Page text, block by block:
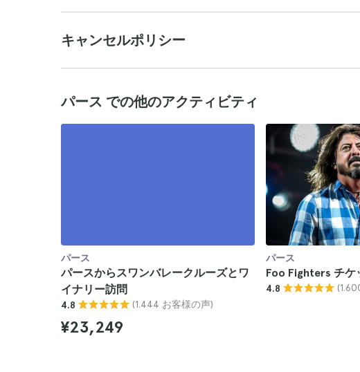
キャンセルポリシー
パース での他のアクティビティ
パース
パースからスワンバレークルーズとワ
イナリー訪問
4.8 (1.444 お客様の声)
¥23,249
パース
Foo Fighters チケ
4.8